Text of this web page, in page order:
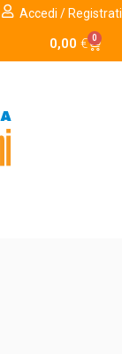
Accedi / Registrati
0,00 € 0